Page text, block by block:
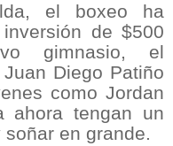
el boxeo ha
de $500
gimnasio, el
Diego Patiño
como Jordan
ahora tengan un
en grande.